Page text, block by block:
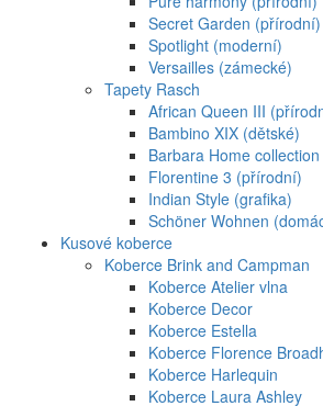
Secret Garden (přírodní)
Spotlight (moderní)
Versailles (zámecké)
Tapety Rasch
African Queen III
Bambino XIX (dětské)
Barbara Home
Florentine 3 (přírodní)
Indian Style (grafika)
Schöner Wohnen
Kusové koberce
Koberce Brink and Campman
Koberce Atelier vlna
Koberce Decor
Koberce Estella
Koberce Florence
Koberce Harlequin
Koberce Laura Ashley